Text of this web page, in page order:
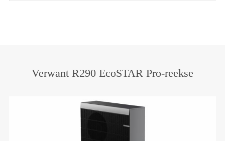
Verwant R290 EcoSTAR Pro-reekse